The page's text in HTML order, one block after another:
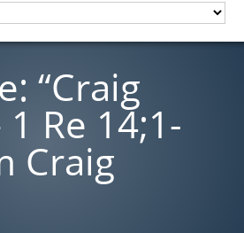
“Craig
Re 14;1-
Craig